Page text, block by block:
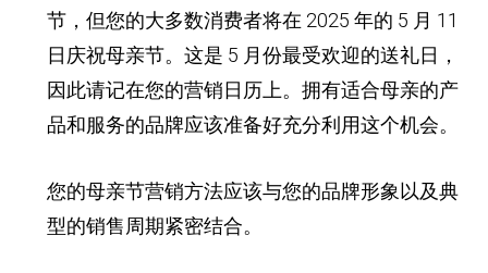
节，但您的大多数消费者将在 2025 年的 5 月 11
日庆祝母亲节。这是 5 月份最受欢迎的送礼日，
因此请记在您的营销日历上。拥有适合母亲的产
品和服务的品牌应该准备好充分利用这个机会。
您的母亲节营销方法应该与您的品牌形象以及典
型的销售周期紧密结合。